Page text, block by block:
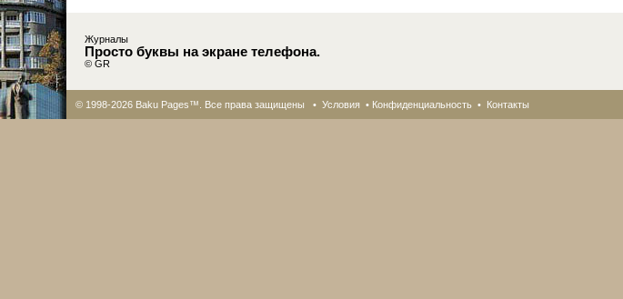
Журналы
Просто буквы на экране телефона.
© GR
© 1998-2026 Baku Pages™. Все права защищены • Условия • Конфиденциальность • Контакты